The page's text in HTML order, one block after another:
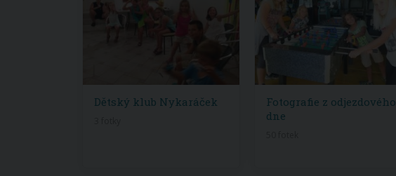
Dětský klub Nykaráček
Fotografie z odjezdového
dne